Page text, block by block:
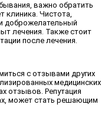
важно обратить
клиника. Чистота,
доброжелательный
лечения. Также стоит
после лечения.
с отзывами других
медицинских
отзывов. Репутация
может стать решающим